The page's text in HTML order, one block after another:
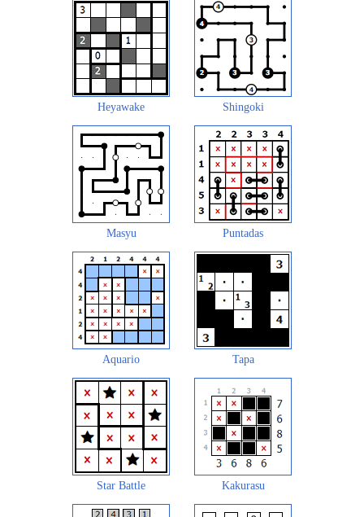
Heyawake Shingoki
Masyu Puntadas
Aquario Tapa
Star Battle Kakurasu